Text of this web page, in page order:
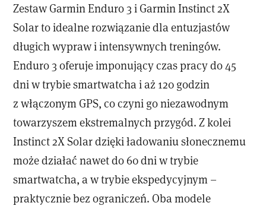
Zestaw Garmin Enduro 3 i Garmin Instinct 2X
Solar to idealne rozwiązanie dla entuzjastów
długich wypraw i intensywnych treningów.
Enduro 3 oferuje imponujący czas pracy do 45
dni w trybie smartwatcha i aż 120 godzin
z włączonym GPS, co czyni go niezawodnym
towarzyszem ekstremalnych przygód. Z kolei
Instinct 2X Solar dzięki ładowaniu słonecznemu
może działać nawet do 60 dni w trybie
smartwatcha, a w trybie ekspedycyjnym –
praktycznie bez ograniczeń. Oba modele